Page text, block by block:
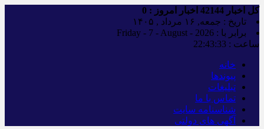
کل اخبار اخبار امروز : 0
تاریخ : جمعه, ۱۶ مرداد , ۱۴۰۵
برابر با : Friday - 7 - August - 2026
ساعت : 22:43:34
خانه
پیوندها
تبلیغات
تماس با ما
شناسنامه سایت
آگهی های دولتی